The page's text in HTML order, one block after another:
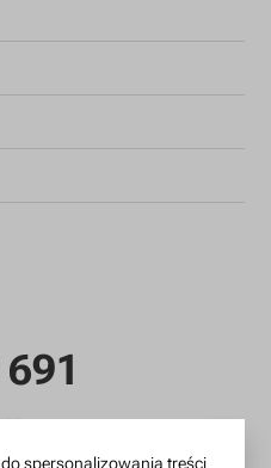
spersonalizowania treści